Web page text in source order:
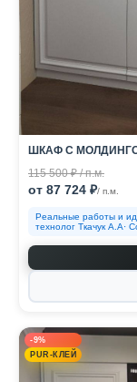
ШКАФ С
115 500 ₽ / п.м.
от 87 724 ₽/ п.м.
Реальные работы и
технолог Ткачук А.А·
-9%
PUR-КЛЕЙ